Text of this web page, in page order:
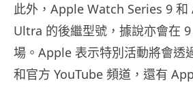
此外，Apple Watch Series 9
Ultra 的後繼型號，據說亦會在
場。Apple 表示特別活動將會透
和官方 YouTube 頻道，還有